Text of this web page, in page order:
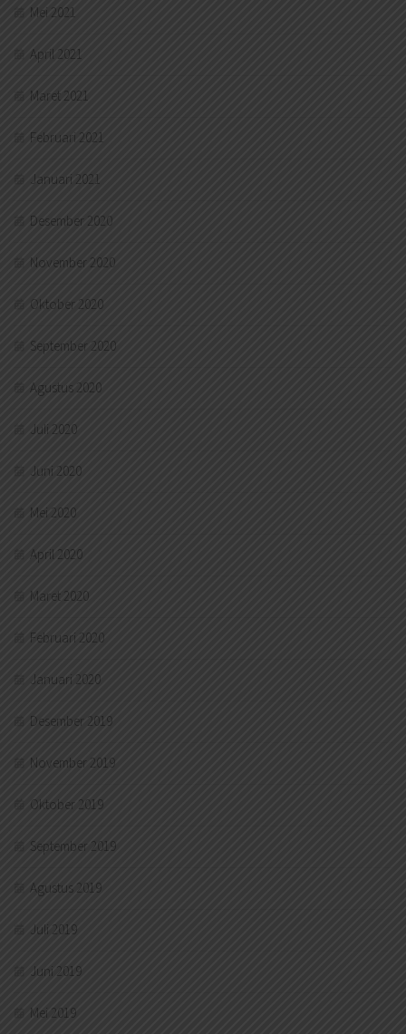
Mei 2021
April 2021
Maret 2021
Februari 2021
Januari 2021
Desember 2020
November 2020
Oktober 2020
September 2020
Agustus 2020
Juli 2020
Juni 2020
Mei 2020
April 2020
Maret 2020
Februari 2020
Januari 2020
Desember 2019
November 2019
Oktober 2019
September 2019
Agustus 2019
Juli 2019
Juni 2019
Mei 2019